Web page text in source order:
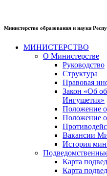
Министерство образования и науки
МИНИСТЕРСТВО
О Министерстве
Руководство
Структура
Правовая
Закон «Об
Ингушетия»
Положение
Положение о
Вакансии
История
Карта
Карта